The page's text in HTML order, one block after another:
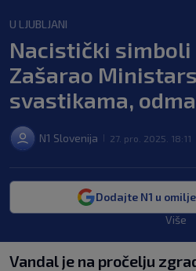
U LJUBLJANI
Nacistički simboli
Zašarao
svastikama,
N1 Slovenija 27. pro. 2025. 18:11
Dodajte N1 u
Više
Vandal je na pročelju